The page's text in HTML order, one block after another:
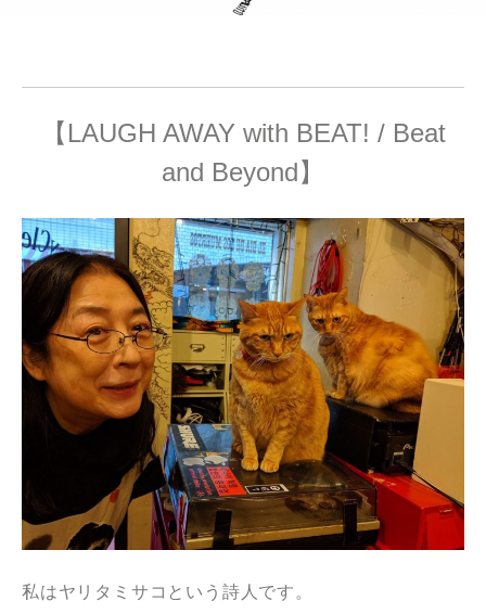
【LAUGH AWAY with BEAT! / Beat
and Beyond】
私はヤリタミサコという詩人です。